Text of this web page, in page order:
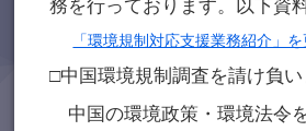
務を行っております。以下資
「環境規制対応支援業務紹介」
□中国環境規制調査を請け負い
中国の環境政策・環境法令